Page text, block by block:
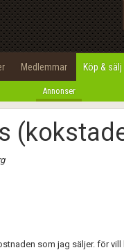
Medlemmar Köp & sälj
Annonser
som jag säljer. för vill
Negativa
Spara
Utför
100%
OK